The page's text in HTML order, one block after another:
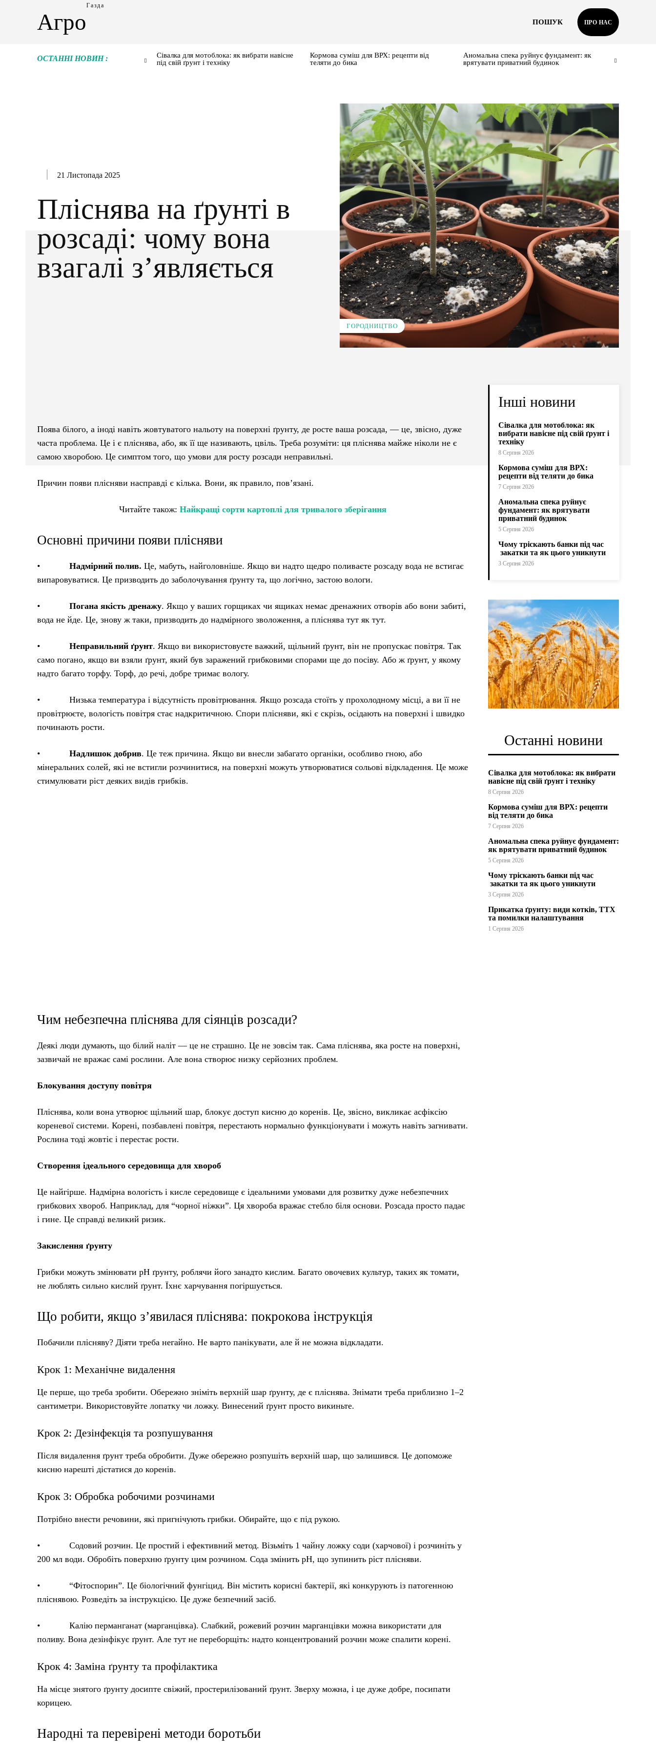
Агро
Газда
ПОШУК ПРО НАС
ОСТАННІ НОВИН :
Сівалка для мотоблока: як вибрати навісне
під свій ґрунт і техніку
Кормова суміш для ВРХ: рецепти від
теляти до бика
Аномальна спека руйнує фундамент: як
врятувати приватний будинок
21 Листопада 2025
Пліснява на ґрунті в
розсаді: чому вона
взагалі з’являється
ГОРОДНИЦТВО
Поява білого, а іноді навіть жовтуватого нальоту на поверхні ґрунту, де росте ваша розсада, — це, звісно, дуже
часта проблема. Це і є пліснява, або, як її ще називають, цвіль. Треба розуміти: ця пліснява майже ніколи не є
самою хворобою. Це симптом того, що умови для росту розсади неправильні.
Причин появи плісняви насправді є кілька. Вони, як правило, пов’язані.
Читайте також: Найкращі сорти картоплі для тривалого зберігання
Основні причини появи плісняви
• Надмірний полив. Це, мабуть, найголовніше. Якщо ви надто щедро поливаєте розсаду вода не встигає
випаровуватися. Це призводить до заболочування ґрунту та, що логічно, застою вологи.
• Погана якість дренажу. Якщо у ваших горщиках чи ящиках немає дренажних отворів або вони забиті,
вода не йде. Це, знову ж таки, призводить до надмірного зволоження, а пліснява тут як тут.
• Неправильний ґрунт. Якщо ви використовуєте важкий, щільний ґрунт, він не пропускає повітря. Так
само погано, якщо ви взяли ґрунт, який був заражений грибковими спорами ще до посіву. Або ж ґрунт, у якому
надто багато торфу. Торф, до речі, добре тримає вологу.
• Низька температура і відсутність провітрювання. Якщо розсада стоїть у прохолодному місці, а ви її не
провітрюєте, вологість повітря стає надкритичною. Спори плісняви, які є скрізь, осідають на поверхні і швидко
починають рости.
• Надлишок добрив. Це теж причина. Якщо ви внесли забагато органіки, особливо гною, або
мінеральних солей, які не встигли розчинитися, на поверхні можуть утворюватися сольові відкладення. Це може
стимулювати ріст деяких видів грибків.
Чим небезпечна пліснява для сіянців розсади?
Деякі люди думають, що білий наліт — це не страшно. Це не зовсім так. Сама пліснява, яка росте на поверхні,
зазвичай не вражає самі рослини. Але вона створює низку серйозних проблем.
Блокування доступу повітря
Пліснява, коли вона утворює щільний шар, блокує доступ кисню до коренів. Це, звісно, викликає асфіксію
кореневої системи. Корені, позбавлені повітря, перестають нормально функціонувати і можуть навіть загнивати.
Рослина тоді жовтіє і перестає рости.
Створення ідеального середовища для хвороб
Це найгірше. Надмірна вологість і кисле середовище є ідеальними умовами для розвитку дуже небезпечних
грибкових хвороб. Наприклад, для “чорної ніжки”. Ця хвороба вражає стебло біля основи. Розсада просто падає
і гине. Це справді великий ризик.
Закислення ґрунту
Грибки можуть змінювати рН ґрунту, роблячи його занадто кислим. Багато овочевих культур, таких як томати,
не люблять сильно кислий ґрунт. Їхнє харчування погіршується.
Що робити, якщо з’явилася пліснява: покрокова інструкція
Побачили плісняву? Діяти треба негайно. Не варто панікувати, але й не можна відкладати.
Крок 1: Механічне видалення
Це перше, що треба зробити. Обережно зніміть верхній шар ґрунту, де є пліснява. Знімати треба приблизно 1–2
сантиметри. Використовуйте лопатку чи ложку. Винесений ґрунт просто викиньте.
Крок 2: Дезінфекція та розпушування
Після видалення ґрунт треба обробити. Дуже обережно розпушіть верхній шар, що залишився. Це допоможе
кисню нарешті дістатися до коренів.
Крок 3: Обробка робочими розчинами
Потрібно внести речовини, які пригнічують грибки. Обирайте, що є під рукою.
• Содовий розчин. Це простий і ефективний метод. Візьміть 1 чайну ложку соди (харчової) і розчиніть у
200 мл води. Обробіть поверхню ґрунту цим розчином. Сода змінить рН, що зупинить ріст плісняви.
• “Фітоспорин”. Це біологічний фунгіцид. Він містить корисні бактерії, які конкурують із патогенною
пліснявою. Розведіть за інструкцією. Це дуже безпечний засіб.
• Калію перманганат (марганцівка). Слабкий, рожевий розчин марганцівки можна використати для
поливу. Вона дезінфікує ґрунт. Але тут не переборщіть: надто концентрований розчин може спалити корені.
Крок 4: Заміна ґрунту та профілактика
На місце знятого ґрунту досипте свіжий, простерилізований ґрунт. Зверху можна, і це дуже добре, посипати
корицею.
Народні та перевірені методи боротьби
Інші новини
Сівалка для мотоблока: як
вибрати навісне під свій ґрунт і
техніку
8 Серпня 2026
Кормова суміш для ВРХ:
рецепти від теляти до бика
7 Серпня 2026
Аномальна спека руйнує
фундамент: як врятувати
приватний будинок
5 Серпня 2026
Чому тріскають банки під час
закатки та як цього уникнути
3 Серпня 2026
Останні новини
Сівалка для мотоблока: як вибрати
навісне під свій ґрунт і техніку
8 Серпня 2026
Кормова суміш для ВРХ: рецепти
від теляти до бика
7 Серпня 2026
Аномальна спека руйнує фундамент:
як врятувати приватний будинок
5 Серпня 2026
Чому тріскають банки під час
закатки та як цього уникнути
3 Серпня 2026
Прикатка ґрунту: види котків, ТТХ
та помилки налаштування
1 Серпня 2026